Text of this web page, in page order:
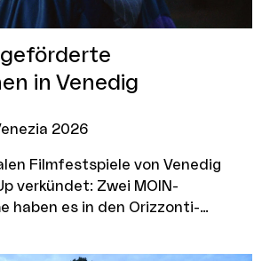
geförderte
in Venedig
2026
Filmfestspiele von Venedig
verkündet: Zwei MOIN-
haben es in den Orizzonti-